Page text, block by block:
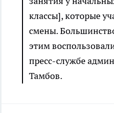
классы], которые
смены.
этим
пресс-службе
Тамбов.